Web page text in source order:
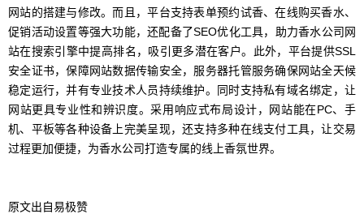
网站的搭建与修改。而且，平台支持表单预约试香、在线购买香水、
促销活动设置等强大功能，还配备了SEO优化工具，助力香水公司网
站在搜索引擎中提高排名，吸引更多潜在客户。此外，平台提供SSL
安全证书，保障网站数据传输安全，服务器托管服务确保网站全天候
稳定运行，并有专业技术人员持续维护。同时支持私有域名绑定，让
网站更具专业性和辨识度。采用响应式布局设计，网站能在PC、手
机、平板等各种设备上完美呈现，还支持多种在线支付工具，让交易
过程更加便捷，为香水公司打造专属的线上香氛世界。
原文出自易极赞